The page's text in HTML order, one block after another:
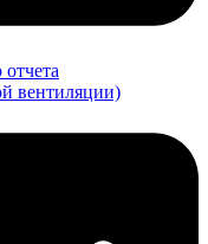
вентиляции)